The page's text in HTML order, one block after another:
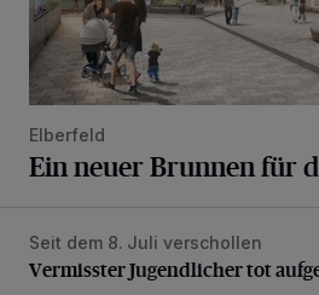
Elberfeld
Ein neuer Brunnen für
Vermisster Jugendlicher tot
Seit dem 8. Juli verschollen
Vermisster Jugendlicher tot